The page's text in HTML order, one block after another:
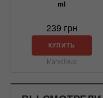
ml
239 грн
КУПИТЬ
Marvellous